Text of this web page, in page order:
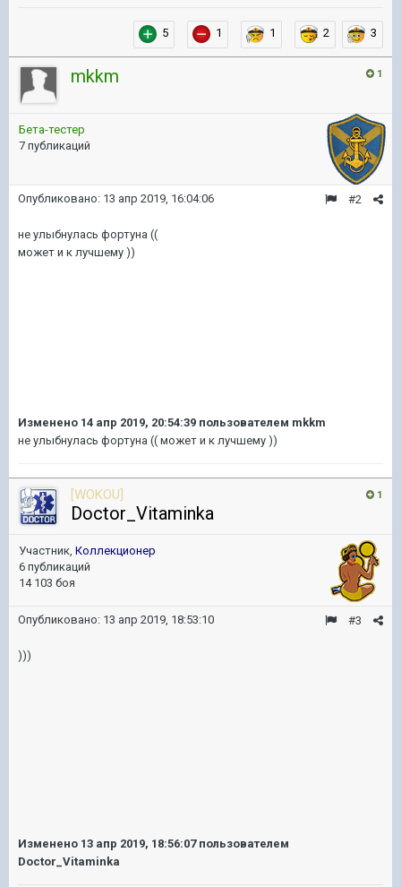
5 1 1 2 3
1
mkkm
Бета-тестер
7 публикаций
#2
Опубликовано: 13 апр 2019, 16:04:06
не улыбнулась фортуна ((
может и к лучшему ))
Изменено 14 апр 2019, 20:54:39 пользователем mkkm
не улыбнулась фортуна (( может и к лучшему ))
1
[WOKOU]
Doctor_Vitaminka
Участник, Коллекционер
6 публикаций
14 103 боя
#3
Опубликовано: 13 апр 2019, 18:53:10
)))
Изменено 13 апр 2019, 18:56:07пользователем
Doctor_Vitaminka